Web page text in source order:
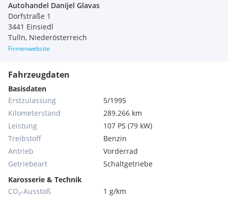
Autohandel Danijel Glavas
Dorfstraße 1
3441 Einsiedl
Tulln, Niederösterreich
Firmenwebsite
Fahrzeugdaten
Basisdaten
Erstzulassung
5/1995
Kilometerstand
289.266 km
Leistung
107 PS (79 kW)
Treibstoff
Benzin
Antrieb
Vorderrad
Getriebeart
Schaltgetriebe
Karosserie & Technik
CO₂-Ausstoß
1 g/km